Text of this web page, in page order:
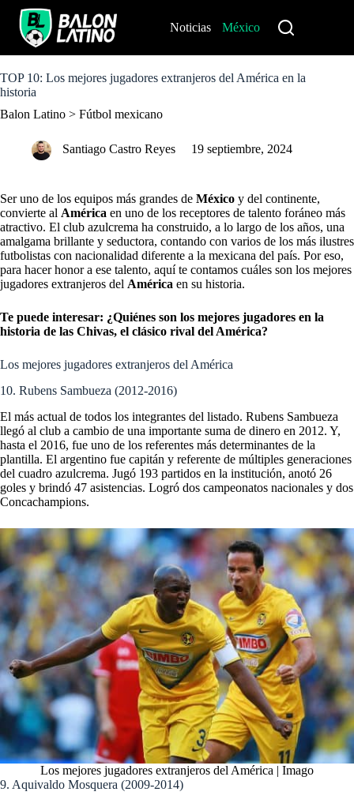
o
c
n
Noticias México
TOP 10: Los mejores jugadores extranjeros del América en la
historia
Balon Latino > Fútbol mexicano
Santiago Castro Reyes 19 septiembre, 2024
Ser uno de los equipos más grandes de México y del continente,
convierte al América en uno de los receptores de talento foráneo más
atractivo. El club azulcrema ha construido, a lo largo de los años, una
amalgama brillante y seductora, contando con varios de los más ilustres
futbolistas con nacionalidad diferente a la mexicana del país. Por eso,
para hacer honor a ese talento, aquí te contamos cuáles son los mejores
jugadores extranjeros del América en su historia.
Te puede interesar: ¿Quiénes son los mejores jugadores en la
historia de las Chivas, el clásico rival del América?
Los mejores jugadores extranjeros del América
10. Rubens Sambueza (2012-2016)
El más actual de todos los integrantes del listado. Rubens Sambueza
llegó al club a cambio de una importante suma de dinero en 2012. Y,
hasta el 2016, fue uno de los referentes más determinantes de la
plantilla. El argentino fue capitán y referente de múltiples generaciones
del cuadro azulcrema. Jugó 193 partidos en la institución, anotó 26
goles y brindó 47 asistencias. Logró dos campeonatos nacionales y dos
Concachampions.
Los mejores jugadores extranjeros del América | Imago
9. Aquivaldo Mosquera (2009-2014)